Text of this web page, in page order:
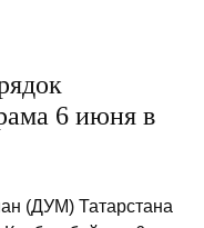
6 июня в
(ДУМ) Татарстана